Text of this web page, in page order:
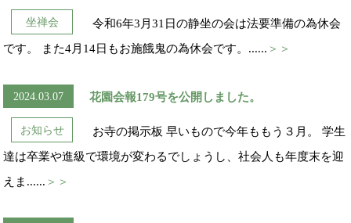
坐禅会
令和6年3月31日の静坐の会は法要準備の為休会
です。 また4月14日もお施餓鬼の為休会です。...... ＞＞
2024.03.07 花園会報179号を公開しました。
お知らせ
お寺の掲示板 早いもので今年ももう３月。 学生
達は卒業や進級で環境が変わるでしょうし、社会人も年度末を迎
えま...... ＞＞